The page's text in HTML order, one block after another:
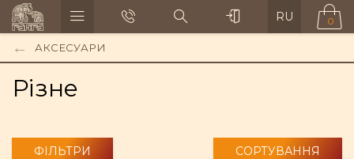
RU 0
АКСЕСУАРИ
Різне
ФІЛЬТРИ СОРТУВАННЯ